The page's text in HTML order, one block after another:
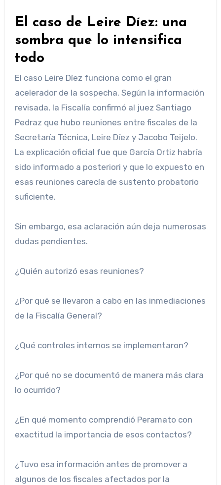
El caso de Leire Díez: una
sombra que lo intensifica
todo
El caso Leire Díez funciona como el gran
acelerador de la sospecha. Según la información
revisada, la Fiscalía confirmó al juez Santiago
Pedraz que hubo reuniones entre fiscales de la
Secretaría Técnica, Leire Díez y Jacobo Teijelo.
La explicación oficial fue que García Ortiz habría
sido informado a posteriori y que lo expuesto en
esas reuniones carecía de sustento probatorio
suficiente.
Sin embargo, esa aclaración aún deja numerosas
dudas pendientes.
¿Quién autorizó esas reuniones?
¿Por qué se llevaron a cabo en las inmediaciones
de la Fiscalía General?
¿Qué controles internos se implementaron?
¿Por qué no se documentó de manera más clara
lo ocurrido?
¿En qué momento comprendió Peramato con
exactitud la importancia de esos contactos?
¿Tuvo esa información antes de promover a
algunos de los fiscales afectados por la